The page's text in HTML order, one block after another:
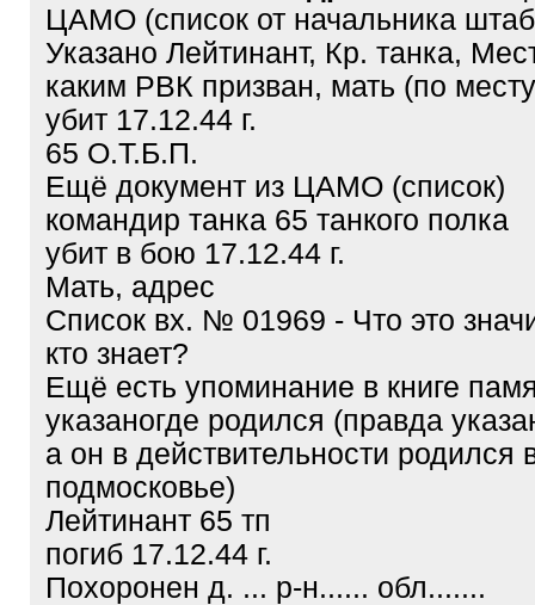
ЦАМО (список от начальника
Указано Лейтинант, Кр. танка,
каким РВК призван, мать (по
убит 17.12.44 г.
65 О.Т.Б.П.
Ещё документ из ЦАМО (список)
командир танка 65 танкого полка
убит в бою 17.12.44 г.
Мать, адрес
Список вх. № 01969 - Что это
кто знает?
Ещё есть упоминание в книге
указаногде родился (правда
а он в действительности родился
подмосковье)
Лейтинант 65 тп
погиб 17.12.44 г.
Похоронен д. ... р-н...... обл.......